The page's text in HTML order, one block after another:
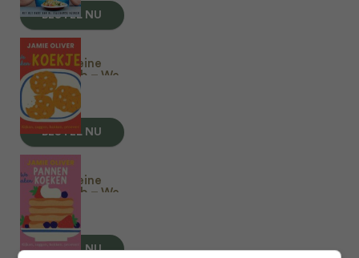
BESTEL NU
Jamie’s kleine
keukenbieb – We
maken koekjes
€13,50
BESTEL NU
Jamie’s kleine
keukenbieb – We
maken
pannenkoeken
€13,50
BESTEL NU